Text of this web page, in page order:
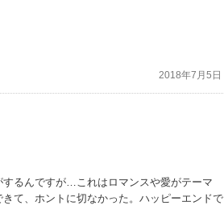
のものはかなり柔らかい出来上がり。
となり、最後の、「実はー」という説明が威
ンの姿の描写と、騒動を報道されたシーンと
なりません。
2018年7月5日
るんですが…これはロマンスや愛がテーマ
て、ホントに切なかった。ハッピーエンドで